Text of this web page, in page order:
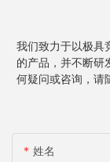
我们致力于以极具
的产品，并不断研
何疑问或咨询，请
姓名